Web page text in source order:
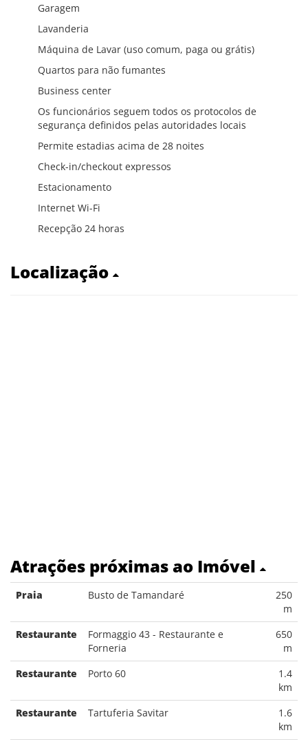
Garagem
Lavanderia
Máquina de Lavar (uso comum, paga ou grátis)
Quartos para não fumantes
Business center
Os funcionários seguem todos os protocolos de
segurança definidos pelas autoridades locais
Permite estadias acima de 28 noites
Check-in/checkout expressos
Estacionamento
Internet Wi-Fi
Recepção 24 horas
Localização
Atrações próximas ao Imóvel
Praia Busto de Tamandaré
250
m
Restaurante
Formaggio 43 - Restaurante e
Forneria
650
m
Restaurante
Porto 60
1.4
km
Restaurante
Tartuferia Savitar
1.6
km